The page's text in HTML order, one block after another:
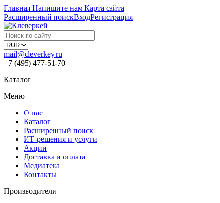
Главная Напишите нам Карта сайта
Расширенный поискВходРегистрация
mail@cleverkey.ru
+7 (495) 477-51-70
Каталог
Меню
О нас
Каталог
Расширенный поиск
ИТ-решения и услуги
Акции
Доставка и оплата
Медиатека
Контакты
Производители